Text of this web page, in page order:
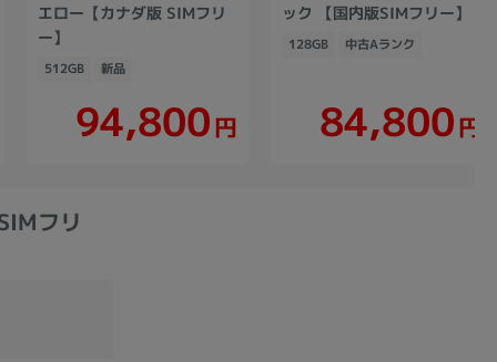
エロー【カナダ版 SIMフリ
ー】
512GB 新品
94,800円
ック 【国内版SIMフリー】
128GB 中古Aランク
84,800円
フリ